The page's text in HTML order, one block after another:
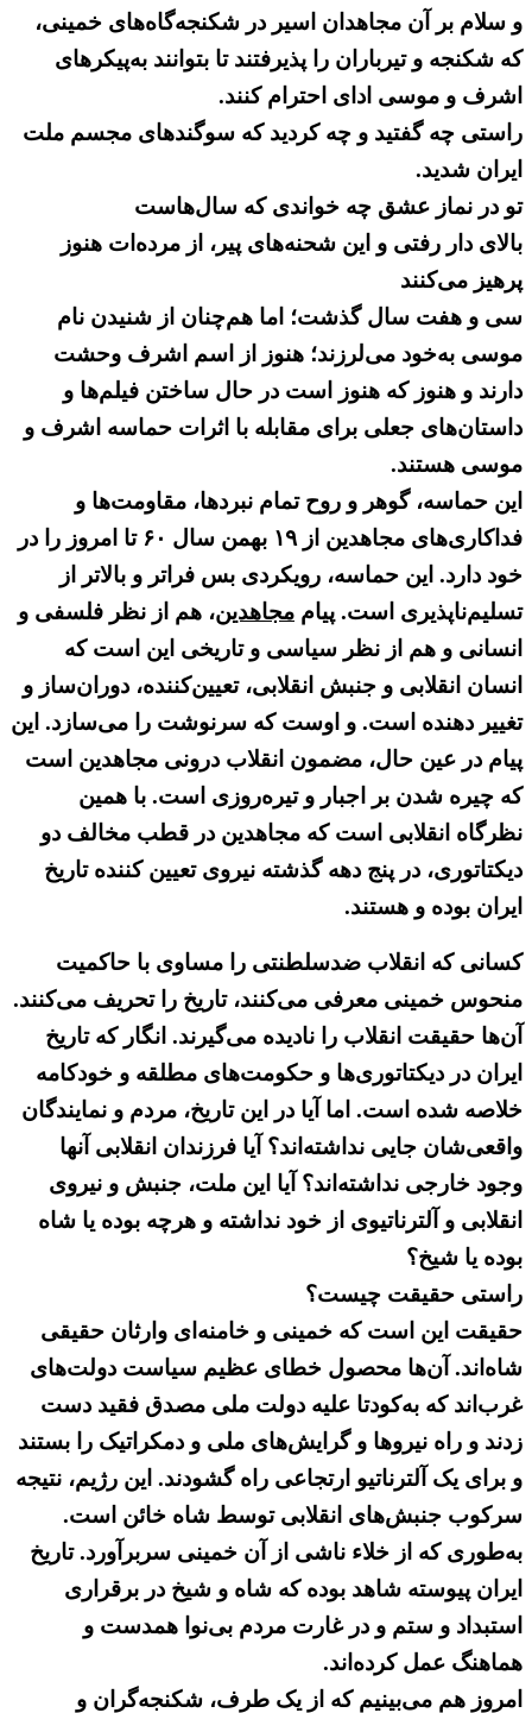
و سلام بر آن مجاهدان اسیر در شکنجه‌گاه‌های خمینی،
که شکنجه و تیرباران را پذیرفتند تا بتوانند به‌پیکرهای
اشرف و موسی ادای احترام کنند.
راستی چه گفتید و چه کردید که سوگندهای مجسم ملت
ایران شدید.
تو در نماز عشق چه خواندی که سال‌هاست
بالای دار رفتی و این شحنه‌های پیر، از مرده‌ات هنوز
پرهیز می‌کنند
سی و هفت سال گذشت؛ اما هم‌چنان از شنیدن نام
موسی به‌خود می‌لرزند؛ هنوز از اسم اشرف وحشت
دارند و هنوز که هنوز است در حال ساختن فیلم‌ها و
داستان‌های جعلی برای مقابله با اثرات حماسه اشرف و
موسی هستند.
این حماسه، گوهر و روح تمام نبردها، مقاومت‌ها و
فداکاری‌های مجاهدین از ۱۹ بهمن سال ۶۰ تا امروز را در
خود دارد. این حماسه، رویکردی بس فراتر و بالاتر از
تسلیم‌ناپذیری است. پیام مجاهدین، هم از نظر فلسفی و
انسانی و هم از نظر سیاسی و تاریخی این است که
انسان انقلابی و جنبش انقلابی، تعیین‌کننده، دوران‌ساز و
تغییر دهنده است. و اوست که سرنوشت را می‌سازد. این
پیام در عین حال، مضمون انقلاب درونی مجاهدین است
که چیره شدن بر اجبار و تیره‌روزی است. با همین
نظرگاه انقلابی است که مجاهدین در قطب مخالف دو
دیکتاتوری، در پنج دهه گذشته نیروی تعیین کننده تاریخ
ایران بوده و هستند.
کسانی که انقلاب ضدسلطنتی را مساوی با حاکمیت
منحوس خمینی معرفی می‌کنند، تاریخ را تحریف می‌کنند.
آن‌ها حقیقت انقلاب را نادیده می‌گیرند. انگار که تاریخ
ایران در دیکتاتوری‌ها و حکومت‌های مطلقه و خودکامه
خلاصه شده است. اما آیا در این تاریخ، مردم و نمایندگان‌
واقعی‌شان جایی نداشته‌اند؟ آیا فرزندان انقلابی آنها
وجود خارجی نداشته‌اند؟ آیا این ملت، جنبش و نیروی
انقلابی و آلترناتیوی از خود نداشته و هرچه بوده یا شاه
بوده یا شیخ؟
راستی حقیقت چیست؟
حقیقت‌ این است که خمینی و خامنه‌ای وارثان حقیقی
شاه‌اند. آن‌ها محصول خطای عظیم سیاست‌ دولت‌های
غرب‌اند که به‌کودتا علیه دولت ملی مصدق فقید دست
زدند و راه نیروها و گرایش‌های ملی و دمکراتیک را بستند
و برای یک آلترناتیو ارتجاعی راه گشودند. این رژیم، نتیجه
سرکوب جنبش‌های انقلابی توسط شاه خائن است.
به‌طوری که از خلاء ناشی از آن خمینی سربرآورد. تاریخ
ایران پیوسته شاهد بوده که شاه و شیخ در برقراری
استبداد و ستم و در غارت مردم بی‌نوا همدست و
هماهنگ عمل کرده‌اند.
امروز هم می‌بینیم که از یک طرف، شکنجه‌گران و